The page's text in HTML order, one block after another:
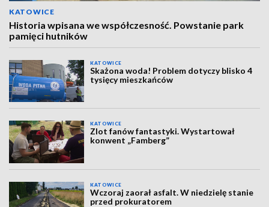
KATOWICE
Historia wpisana we współczesność. Powstanie park
pamięci hutników
KATOWICE
Skażona woda! Problem dotyczy blisko 4
tysięcy mieszkańców
KATOWICE
Zlot fanów fantastyki. Wystartował
konwent „Famberg”
KATOWICE
Wczoraj zaorał asfalt. W niedzielę stanie
przed prokuratorem